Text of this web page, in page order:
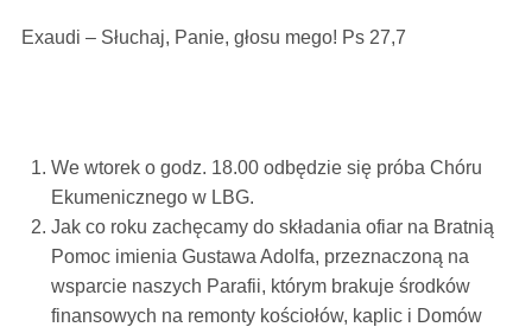
Exaudi – Słuchaj, Panie, głosu mego! Ps 27,7
We wtorek o godz. 18.00 odbędzie się próba Chóru
Ekumenicznego w LBG.
Jak co roku zachęcamy do składania ofiar na Bratnią
Pomoc imienia Gustawa Adolfa, przeznaczoną na
wsparcie naszych Parafii, którym brakuje środków
finansowych na remonty kościołów, kaplic i Domów